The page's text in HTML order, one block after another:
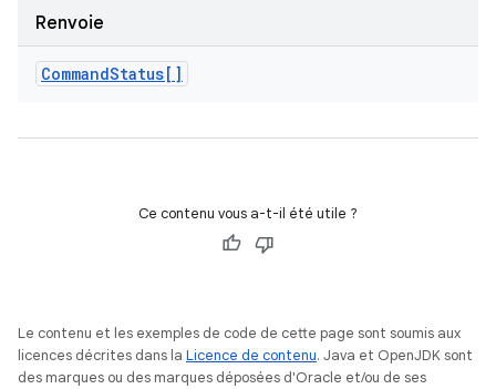
Renvoie
CommandStatus[]
Ce contenu vous a-t-il été utile ?
Le contenu et les exemples de code de cette page sont soumis aux
licences décrites dans la Licence de contenu. Java et OpenJDK sont
des marques ou des marques déposées d'Oracle et/ou de ses